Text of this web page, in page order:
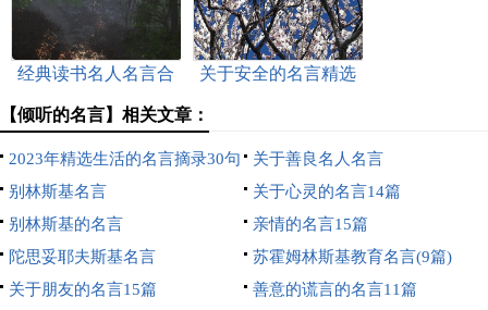
经典读书名人名言合
关于安全的名言精选
【倾听的名言】相关文章：
2023年精选生活的名言摘录30句
关于善良名人名言
别林斯基名言
关于心灵的名言14篇
别林斯基的名言
亲情的名言15篇
陀思妥耶夫斯基名言
苏霍姆林斯基教育名言(9篇)
关于朋友的名言15篇
善意的谎言的名言11篇